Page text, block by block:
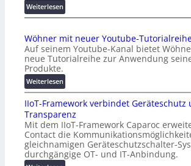
d
e
K
o
s
e
n
f
a
l
l
e
Weiterlesen:
A
A
Z
ü
i
c
h
:
T
r
e
f
Wöhner mit neuer Youtube-
Auf seinem Youtube-Kanal bietet
neue Tutorialreihe zur Anwendung
Produkte.
Weiterlesen:
W
ö
h
n
e
r
m
IIoT-Framework verbindet
Transparenz
Mit dem IIoT-Framework Caparoc
Contact die
gleichnamigen Geräteschutzschalter-
durchgängige OT- und IT-Anbindung.